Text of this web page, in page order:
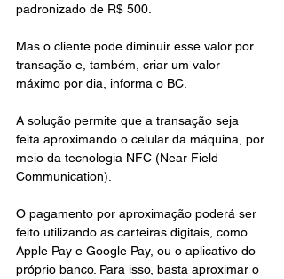
padronizado de R$ 500.
Mas o cliente pode diminuir esse valor por
transação e, também, criar um valor
máximo por dia, informa o BC.
A solução permite que a transação seja
feita aproximando o celular da máquina, por
meio da tecnologia NFC (Near Field
Communication).
O pagamento por aproximação poderá ser
feito utilizando as carteiras digitais, como
Apple Pay e Google Pay, ou o aplicativo do
próprio banco. Para isso, basta aproximar o